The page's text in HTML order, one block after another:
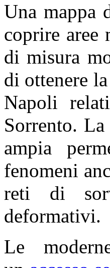
Una mappa
coprire aree
di misura
di ottenere
Napoli
Sorrento.
ampia
fenomeni
reti di
deformativi.
Le